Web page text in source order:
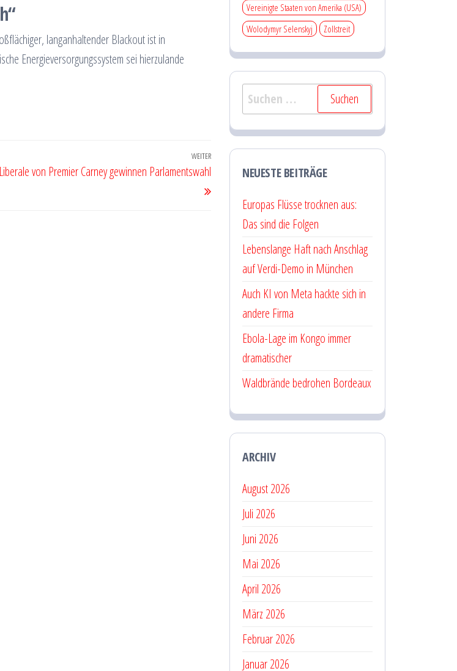
langanhaltender Blackout ist in
Energieversorgungssystem sei hierzulande
Nächster
WEITER
von Premier Carney gewinnen Parlamentswahl
Vereinigte Staaten von Amerika (USA)
Wolodymyr Selenskyj
Zollstreit
Suchen
nach:
NEUESTE BEITRÄGE
Europas Flüsse trocknen aus:
Das sind die Folgen
Lebenslange Haft nach Anschlag
auf Verdi-Demo in München
Auch KI von Meta hackte sich in
andere Firma
Ebola-Lage im Kongo immer
dramatischer
Waldbrände bedrohen Bordeaux
ARCHIV
August 2026
Juli 2026
Juni 2026
Mai 2026
April 2026
März 2026
Februar 2026
Januar 2026